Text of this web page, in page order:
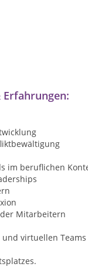
im beruflichen
Mitarbeitern
virtuellen Teams